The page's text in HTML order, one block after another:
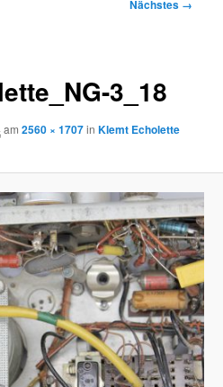
Nächstes →
3_18
am2560 × 1707inKlemt Echolette